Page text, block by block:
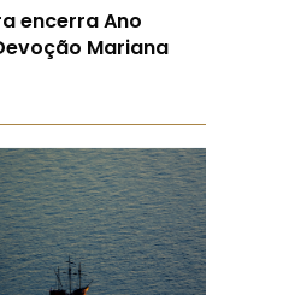
encerra Ano
Mariana